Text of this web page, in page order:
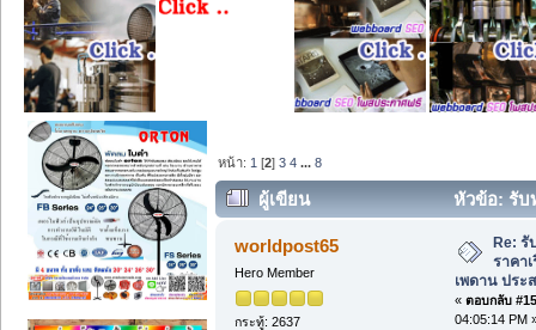
หน้า: 1 [2]3 4 ...8
ผู้เขียน
หัวข้อ: รับ
เพดาน ประสบการณ์ 20 ปี (อ่าน 4454 ค
worldpost65
Hero Member
กระทู้: 2637
Re:
ราคา
เพดาน ประ
« ตอบกลับ
04:05:14 PM